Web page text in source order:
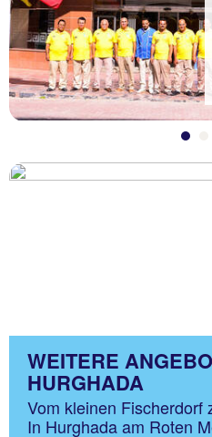
WEITERE
HURGHADA
Vom kleinen Fischerdorf
In Hurghada am Roten